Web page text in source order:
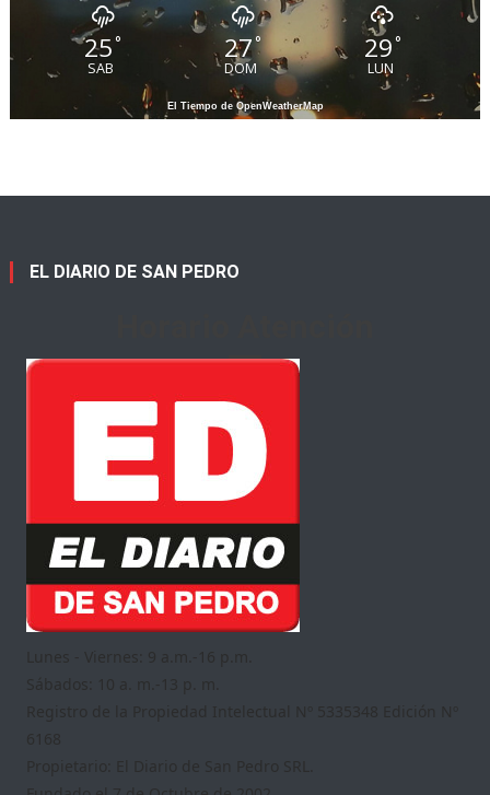
25°
SAB
27 °
DOM
29°
LUN
El Tiempo de OpenWeatherMap
EL DIARIO DE SAN PEDRO
Lunes - Viernes: 9 a.m.-16 p.m.
Sábados: 10 a. m.-13 p. m.
Registro de la Propiedad Intelectual Nº 5335348 Edición Nº
6168
Propietario: El Diario de San Pedro SRL.